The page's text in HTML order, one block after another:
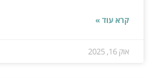
קרא עוד »
אוק 16, 2025